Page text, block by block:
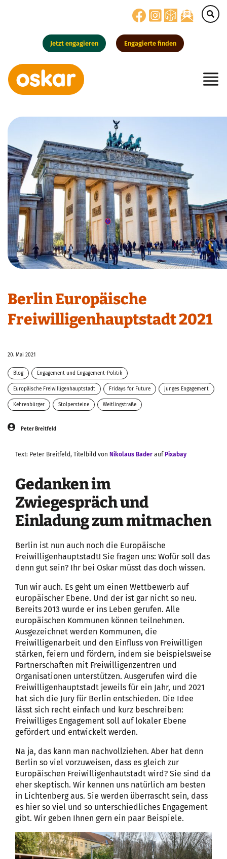
Jetzt engagieren Engagierte finden
Hauptnavigation
Berlin Europäische
Freiwilligenhauptstadt 2021
20. Mai 2021
Blog Engagement und Engagement-Politik
Europäische Freiwilligenhauptstadt Fridays for Future junges Engagement
Kehrenbürger Stolpersteine Weitlingstraße
Peter Breitfeld
Text: Peter Breitfeld, Titelbild von Nikolaus Bader auf Pixabay
Gedanken im
Zwiegespräch und
Einladung zum mitmachen
Berlin ist nun auch noch die Europäische
Freiwilligenhauptstadt! Sie fragen uns: Wofür soll das
denn gut sein? Ihr bei Oskar müsst das doch wissen.
Tun wir auch. Es geht um einen Wettbewerb auf
europäischer Ebene. Und der ist gar nicht so neu.
Bereits 2013 wurde er ins Leben gerufen. Alle
europäischen Kommunen können teilnehmen.
Ausgezeichnet werden Kommunen, die
Freiwilligenarbeit und den Einfluss von Freiwilligen
stärken, feiern und fördern, indem sie beispielsweise
Partnerschaften mit Freiwilligenzentren und
Organisationen unterstützen. Ausgerufen wird die
Freiwilligenhauptstadt jeweils für ein Jahr, und 2021
hat sich die Jury für Berlin entschieden. Die Idee
lässt sich recht einfach und kurz beschreiben:
Freiwilliges Engagement soll auf lokaler Ebene
gefördert und entwickelt werden.
Na ja, das kann man nachvollziehen. Aber hat denn
Berlin so viel vorzuweisen, dass es gleich zur
Europäischen Freiwilligenhautstadt wird? Sie sind da
eher skeptisch. Wir kennen uns natürlich am besten
in Lichtenberg aus. Sie werden überrascht sein, dass
es hier so viel und so unterschiedliches Engagement
gibt. Wir geben Ihnen gern ein paar Beispiele.